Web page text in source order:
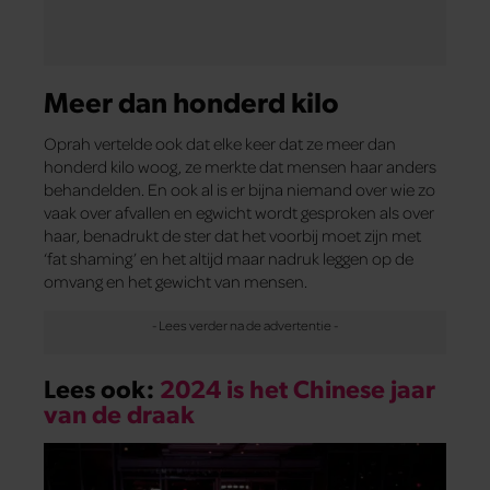
Meer dan honderd kilo
Oprah vertelde ook dat elke keer dat ze meer dan
honderd kilo woog, ze merkte dat mensen haar anders
behandelden. En ook al is er bijna niemand over wie zo
vaak over afvallen en egwicht wordt gesproken als over
haar, benadrukt de ster dat het voorbij moet zijn met
‘fat shaming’ en het altijd maar nadruk leggen op de
omvang en het gewicht van mensen.
Lees ook: 2024 is het Chinese jaar
van de draak